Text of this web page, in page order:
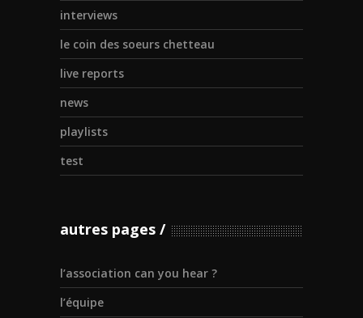
interviews
le coin des soeurs chetteau
live reports
news
playlists
test
autres pages
l’association can you hear ?
l’équipe